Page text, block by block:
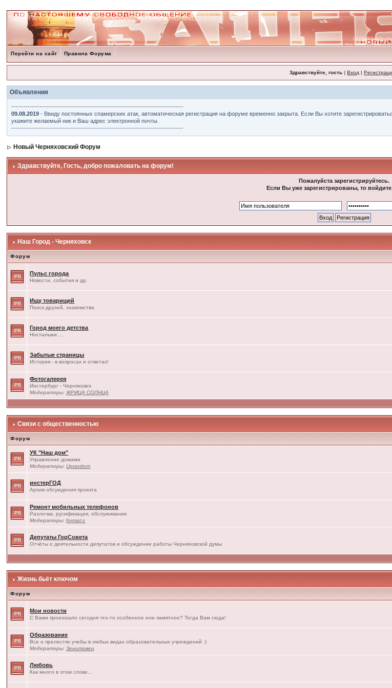
Перейти на сайт Правила Форума
Здравствуйте, гость (Вход |
Объявления
------------------------------------------------------------------------------------
09.08.2019 - Ввиду постоянных спамерских атак, автоматическая регистрация на форуме временно закрыта. Если Вы хотите
укажите желаемый ник и Ваш адрес электронной почты.
------------------------------------------------------------------------------------
Новый Черняховский Форум
Здравствуйте, Гость, добро пожаловать на форум!
Пожалуйста зарегистрируйтесь.
Если Вы уже зарегистрированы, то
Наш Город - Черняховск
Форум
Пульс города
Новости, события и др.
Ищу товарищей
Поиск друзей, знакомства
Город моего детства
Ностальжи....
Забытые страницы
История - в вопросах и ответах!
Фотогалерея
Инстербург - Черняховск
Модераторы:ЖРИЦА СОЛНЦА
Связи с общественностью
Форум
УК "Наш дом"
Управление домами
Модераторы:Upravdom
инстерГОД
Архив обсуждения проекта
Ремонт мобильных телефонов
Разлочка, русификация, обслуживание
Модераторы:format:c
Депутаты ГорСовета
Отчёты о деятельности депутатов и обсуждение работы Черняховской думы
Жизнь бьёт ключом
Форум
Мои новости
С Вами произошло сегодня что-то особенное или памятное? Тогда Вам сюда!
Образование
Все о прелестях учебы в любых видах образовательных учреждений :)
Модераторы:Зенитовец
Любовь
Как много в этом слове...